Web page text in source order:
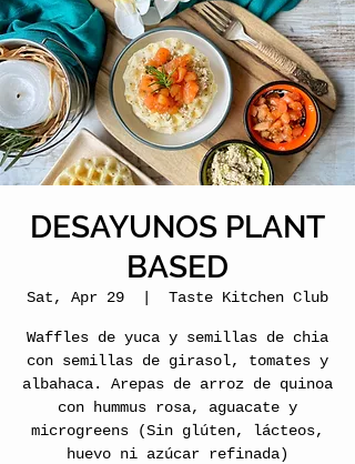
DESAYUNOS PLANT
BASED
Sat, Apr 29 Taste Kitchen Club
Waffles de yuca y semillas de chia
con semillas de girasol, tomates y
albahaca. Arepas de arroz de quinoa
con hummus rosa, aguacate y
microgreens (Sin glúten, lácteos,
huevo ni azúcar refinada)